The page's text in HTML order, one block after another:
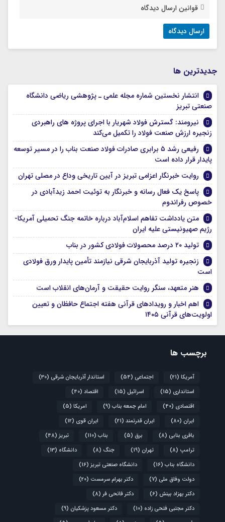
قوانین ارسال دیدگاه
جديدترين ها
انتشار نخستین شماره مجله علمی ـ پژوهشی ریاضی دانشگاه
صنعتی تبریز
نیرومند: گسترش فولاد شهریار با اجرای پروژه های راهبردی
زنجیره ارزش صنعت فولاد را تکمیل می‌کند
رفیعی رشد ۵ برابری صادرات فولاد صنعت بناب را در مسیر توسعه
پایدار قرار داده است
روایت خبرنگار اعزامی تبریز در آیین تاریخی وداع در مصلی تهران
پاسخ یک فعال رسانه و خبرنگار به توئیت احمد زیدآبادی در
خصوص رفراندوم
متن یادداشت تفاهم اسلام‌آباد درباره خاتمه جنگ تحمیلی آمریکا-
رژیم صهیونیستی علیه ایران
تولید ۲۰ درصد محصولات فولادی کشور در بناب
زنجیره تولید آذربایجان شرقی نیازمند تأمین پایدار ورق فولادی
است
هنر متعهد، سنگر روایت حقیقت و آرمان‌های انقلاب است
اهم اخبار و رویدادهای قرآنی هفته اجتماع حافظان و تعیین
اولویت‌های قرآنی ۱۴۰۵
برچسب ها
آمریکا (21) اجتماعی (54) استاندار آذربایجان شرقی (30)
استانداری (15) اسرائیل (15) اقتصاد (40)
اقتصادی (40) امام جمعه بناب (9) امریکا (5)
ایران (80) ایران قدرتمند (21) ایران قوی (12)
باقری بنابی (8) برق (5) بناب (110) تبریز(48)
ترامپ (8) تهران (19) جنگ (8) دانشگاه (13)
دانشگاه بناب (16) دانشگاه صنعتی تبریز(16)
دولت وفاق ملی (7) دکتر بهرام سرمست (20)
دکتر بهزاد بینش (6) دکتر فاتحی فر(8)
دکتر مجتبی فتحی زاده (10) دکتر مسعود پزشکیان (9)